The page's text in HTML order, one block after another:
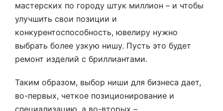
мастерских по городу штук миллион – и чтобы
улучшить свои позиции и
конкурентоспособность, ювелиру нужно
выбрать более узкую нишу. Пусть это будет
ремонт изделий с бриллиантами.
Таким образом, выбор ниши для бизнеса дает,
во-первых, четкое позиционирование и
специализацию, а во-вторых –